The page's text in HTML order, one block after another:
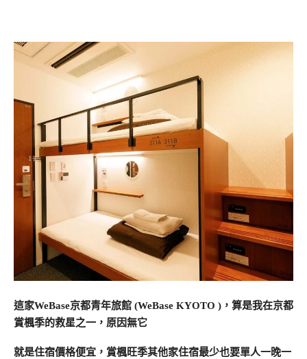
這家WeBase京都青年旅館 (WeBase KYOTO )，算是我在京都
賞楓季的救星之一，原因無它
就是住宿價格便宜，賞楓旺季其他家住宿最少也要單人一晚一